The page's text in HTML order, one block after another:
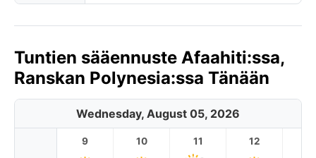
Tuntien sääennuste Afaahiti:ssa,
Ranskan Polynesia:ssa Tänään
Wednesday, August 05, 2026
9 10 11 12